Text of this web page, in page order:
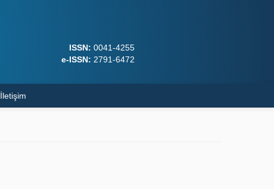
ISSN: 0041-4255
e-ISSN: 2791-6472
İletişim